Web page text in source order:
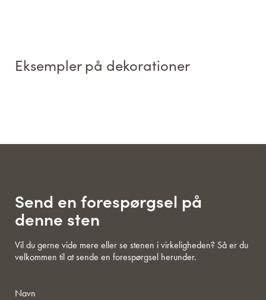
Eksempler på dekorationer
Send en forespørgsel på
denne sten
Vil du gerne vide mere eller se stenen i virkeligheden? Så er du
velkommen til at sende en forespørgsel herunder.
Navn